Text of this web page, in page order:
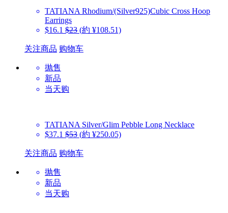
TATIANA Rhodium/(Silver925)Cubic Cross Hoop
Earrings
$16.1 $23 (約 ¥108.51)
关注商品 购物车
抛售
新品
当天购
TATIANA Silver/Glim Pebble Long Necklace
$37.1 $53 (約 ¥250.05)
关注商品 购物车
抛售
新品
当天购